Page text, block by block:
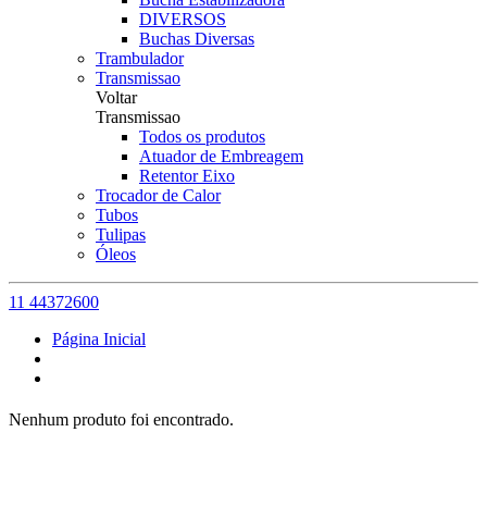
DIVERSOS
Buchas Diversas
Trambulador
Transmissao
Voltar
Transmissao
Todos os produtos
Atuador de Embreagem
Retentor Eixo
Trocador de Calor
Tubos
Tulipas
Óleos
11 44372600
Página Inicial
Nenhum produto foi encontrado.